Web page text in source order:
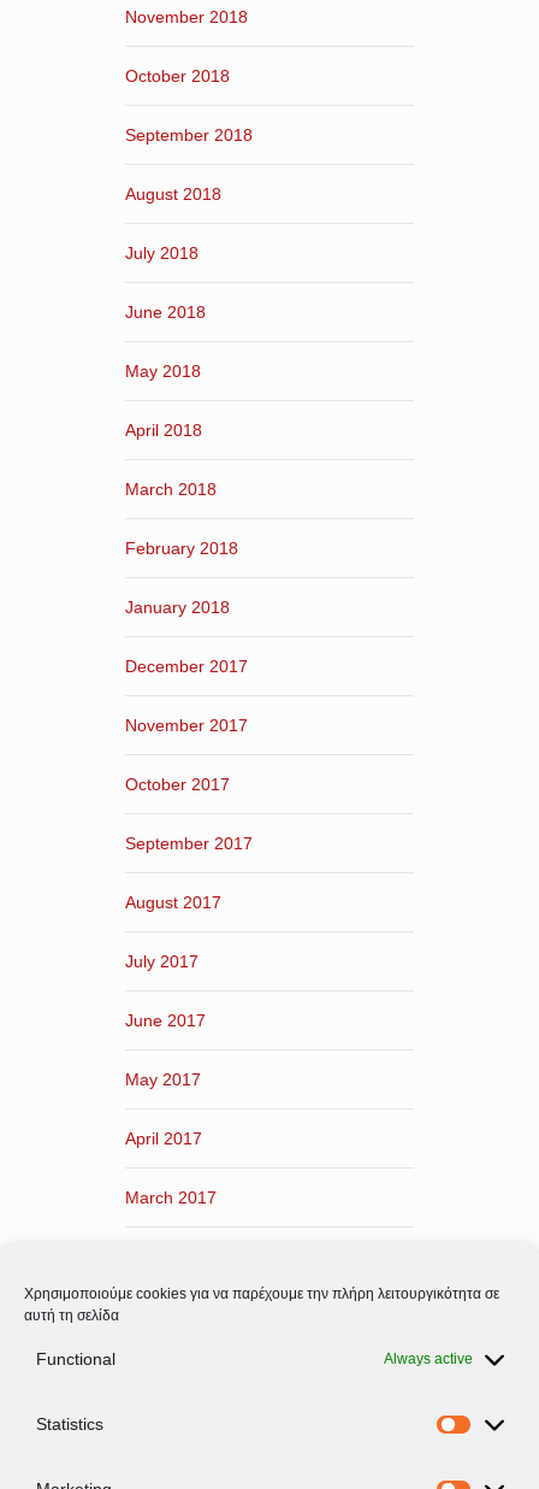
Χρησιμοποιούμε cookies για να παρέχουμε την πλήρη λειτουργικότητα σε
αυτή τη σελίδα
Functional Always active
Statistics
November 2018
October 2018
September 2018
August 2018
July 2018
June 2018
May 2018
April 2018
March 2018
February 2018
January 2018
December 2017
November 2017
October 2017
September 2017
August 2017
July 2017
June 2017
May 2017
April 2017
March 2017